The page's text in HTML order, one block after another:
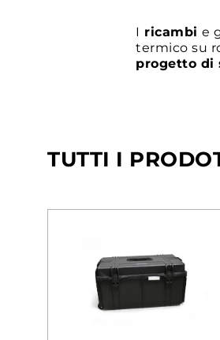
I ricambi e
termico su
progetto di
TUTTI I